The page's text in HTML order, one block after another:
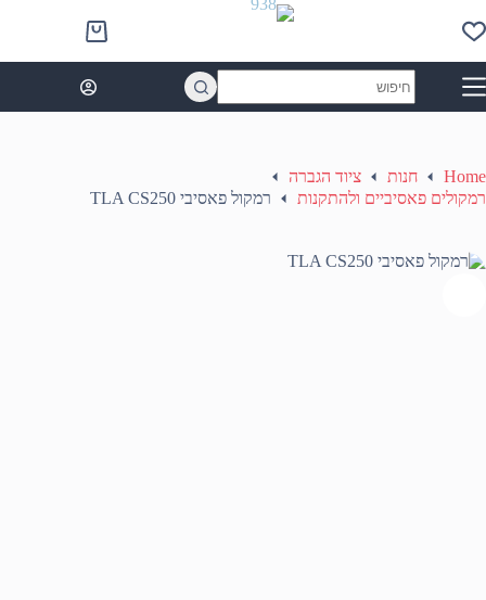
to
content
Shopping
cart
results
Home חנות
ציוד הגברה
רמקולים פאסיביים ולהתקנות
רמקול פאסיבי TLA CS250